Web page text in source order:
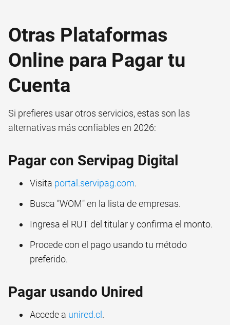
Otras Plataformas
Online para Pagar tu
Cuenta
Si prefieres usar otros servicios, estas son las
alternativas más confiables en 2026:
Pagar con Servipag Digital
Visita portal.servipag.com.
Busca "WOM" en la lista de empresas.
Ingresa el RUT del titular y confirma el monto.
Procede con el pago usando tu método
preferido.
Pagar usando Unired
Accede a unired.cl.